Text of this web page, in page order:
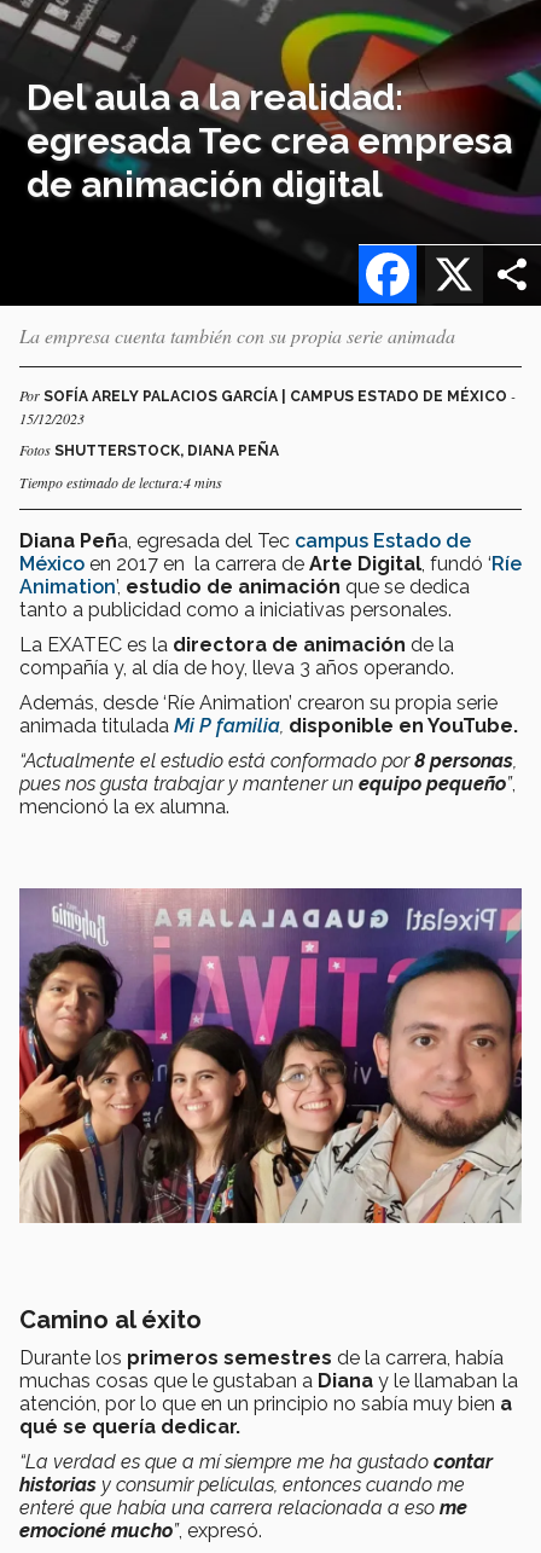
Del aula a la realidad:
egresada Tec crea empresa
de animación digital
X
Facebook
La empresa cuenta también con su propia serie animada
Por SOFÍA ARELY PALACIOS GARCÍA | CAMPUS ESTADO DE MÉXICO -
15/12/2023
Fotos SHUTTERSTOCK, DIANA PEÑA
Tiempo estimado de lectura:4 mins
Diana Peña, egresada del Tec campus Estado de
México en 2017 en la carrera de Arte Digital , fundó ‘Ríe
Animation’, estudio de animación que se dedica
tanto a publicidad como a iniciativas personales.
La EXATEC es la directora de animación de la
compañía y, al día de hoy, lleva 3 años operando.
Además, desde ‘Ríe Animation’ crearon su propia serie
animada titulada Mi P familia disponible en YouTube.
“Actualmente el estudio está conformado por8 personas
pues nos gusta trabajar y mantener un equipo pequeño”,
mencionó la ex alumna.
Camino al éxito
Durante los primeros semestres de la carrera, había
muchas cosas que le gustaban a Diana y le llamaban la
atención, por lo que en un principio no sabía muy bien a
qué se quería dedicar.
“La verdad es que a mí siempre me ha gustado contar
historias y consumir películas, entonces cuando me
enteré que había una carrera relacionada a eso me
emocioné mucho”, expresó.